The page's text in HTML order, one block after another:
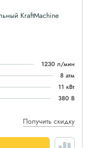
KraftMachine
1230 л/мин
8 атм
11 кВт
380 В
Получить скидку